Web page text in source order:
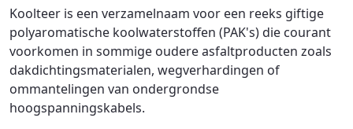
Koolteer is een verzamelnaam voor een reeks giftige
polyaromatische koolwaterstoffen (PAK's) die courant
voorkomen in sommige oudere asfaltproducten zoals
dakdichtingsmaterialen, wegverhardingen of
ommantelingen van ondergrondse
hoogspanningskabels.